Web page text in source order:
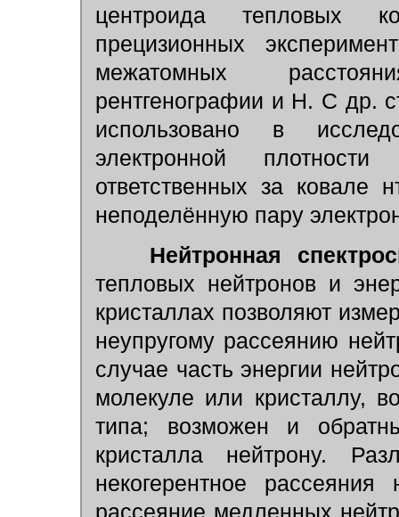
центроида тепловых
прецизионных
межатомных
рентгенографии и Н. С др.
использовано в
электронной
ответственных за ковале
неподелённую пару
Нейтронная
тепловых нейтронов и
кристаллах позволяют
неупругому рассеянию
случае часть энергии
молекуле или кристаллу,
типа; возможен и
кристалла нейтрону.
некогерентное рассеяния
рассеяние медленных